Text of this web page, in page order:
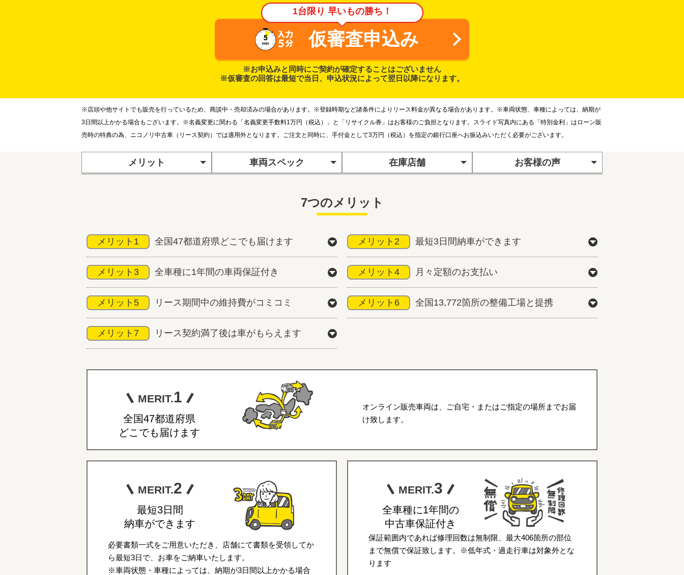
1台限り 早いもの勝ち！
仮審査申込み
※お申込みと同時にご契約が確定することはございません
※仮審査の回答は最短で当日、申込状況によって翌日以降になります。
※店頭や他サイトでも販売を行っているため、商談中・売却済みの場合があります。※登録時期など諸条件によりリース料金が異なる場合があります。※車両状態、車種によっては、納期が
3日間以上かかる場合もございます。※名義変更に関わる「名義変更手数料1万円（税込）」と「リサイクル券」はお客様のご負担となります。スライド写真内にある「特別金利」はローン販
売時の特典の為、ニコノリ中古車（リース契約）では適用外となります。ご注文と同時に、手付金として3万円（税込）を指定の銀行口座へお振込みいただく必要がございます。
メリット 車両スペック 在庫店舗 お客様の声
7つのメリット
メリット1 全国47都道府県どこでも届けます メリット2 最短3日間納車ができます
メリット3 全車種に1年間の車両保証付き メリット4 月々定額のお支払い
メリット5 リース期間中の維持費がコミコミ メリット6 全国13,772箇所の整備工場と提携
メリット7 リース契約満了後は車がもらえます
MERIT.1
全国47都道府県
どこでも届けます
オンライン販売車両は、ご自宅・またはご指定の場所までお届
け致します。
MERIT.2
最短3日間
納車ができます
必要書類一式をご用意いただき、店舗にて書類を受領してか
ら最短3日で、お車をご納車いたします。
※車両状態・車種によっては、納期が3日間以上かかる場合
MERIT.3
全車種に1年間の
中古車保証付き
保証範囲内であれば修理回数は無制限、最大406箇所の部位
まで無償で保証致します。※低年式・過走行車は対象外とな
ります